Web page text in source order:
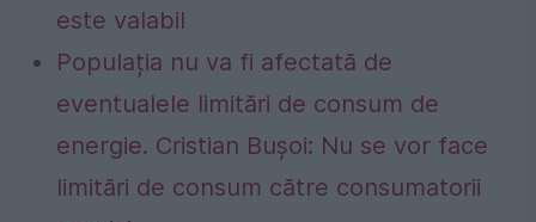
este valabil
Populația nu va fi afectată de
eventualele limitări de consum de
energie. Cristian Bușoi: Nu se vor face
limitări de consum către consumatorii